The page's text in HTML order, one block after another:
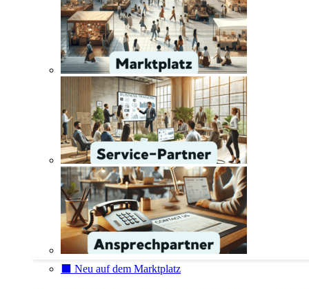
⬛️ Neu auf dem Marktplatz